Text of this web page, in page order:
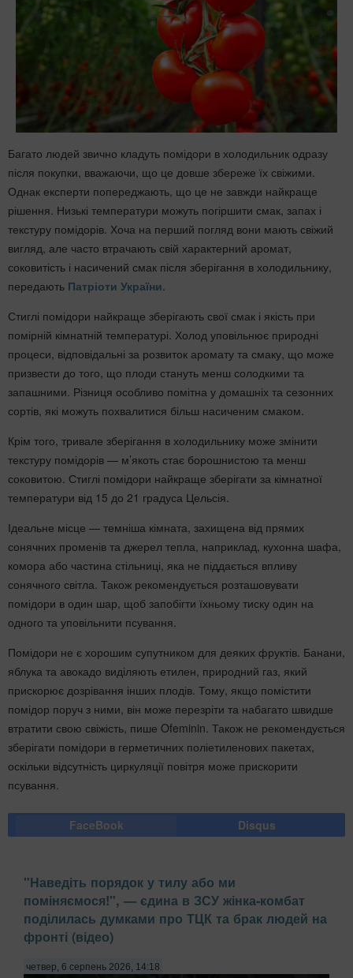
Багато людей звично кладуть помідори в холодильник одразу
після покупки, вважаючи, що це довше збереже їх свіжими.
Однак експерти попереджають, що це не завжди найкраще
рішення. Низькі температури можуть погіршити смак, запах і
текстуру помідорів. Хоча на перший погляд вони мають свіжий
вигляд, але часто втрачають свій характерний аромат,
соковитість і насичений смак після зберігання в холодильнику,
передають Патріоти України
Стиглі помідори найкраще зберігають свої смак і якість при
помірній кімнатній температурі. Холод уповільнює природні
процеси, відповідальні за розвиток аромату та смаку, що може
призвести до того, що плоди стануть менш солодкими та
запашними. Різниця особливо помітна у домашніх та сезонних
сортів, які можуть похвалитися більш насиченим смаком.
Крім того, тривале зберігання в холодильнику може змінити
текстуру помідорів — м’якоть стає борошнистою та менш
соковитою. Стиглі помідори найкраще зберігати за кімнатної
температури від 15 до 21 градуса Цельсія.
Ідеальне місце — темніша кімната, захищена від прямих
сонячних променів та джерел тепла, наприклад, кухонна шафа,
комора або частина стільниці, яка не піддається впливу
сонячного світла. Також рекомендується розташовувати
помідори в один шар, щоб запобігти їхньому тиску один на
одного та уповільнити псування.
Помідори не є хорошим супутником для деяких фруктів. Банани,
яблука та авокадо виділяють етилен, природний газ, який
прискорює дозрівання інших плодів. Тому, якщо помістити
помідор поруч з ними, він може перезріти та набагато швидше
втратити свою свіжість, пише Ofeminin. Також не рекомендується
зберігати помідори в герметичних поліетиленових пакетах,
оскільки відсутність циркуляції повітря може прискорити
псування.
FaceBook Disqus
"Наведіть порядок у тилу або ми
поміняємося!", — єдина в ЗСУ жінка-комбат
поділилась думками про ТЦК та брак людей на
фронті (відео)
четвер, 6 серпень 2026, 14:18